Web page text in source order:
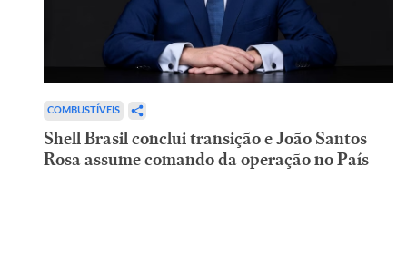
COMBUSTÍVEIS
Shell Brasil conclui transição e João Santos
Rosa assume comando da operação no País